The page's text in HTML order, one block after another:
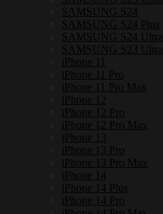
SAMSUNG S24
SAMSUNG S24 Plus
SAMSUNG S24 Ultra
SAMSUNG S23 Ultra
iPhone 11
iPhone 11 Pro
iPhone 11 Pro Max
iPhone 12
iPhone 12 Pro
iPhone 12 Pro Max
iPhone 13
iPhone 13 Pro
iPhone 13 Pro Max
iPhone 14
iPhone 14 Plus
iPhone 14 Pro